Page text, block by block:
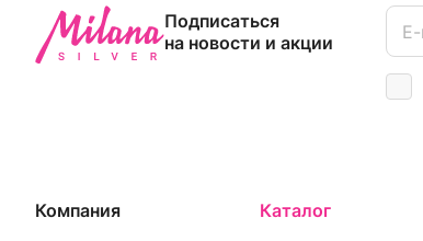
Подписаться
на новости и акции
Компания Каталог